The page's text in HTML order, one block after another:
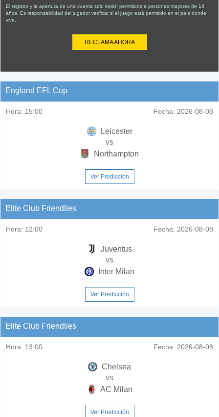
El registro y la apertura de una cuenta solo están permitidos a personas mayores de 18
años. Es responsabilidad del jugador verificar si el juego está permitido en el país donde
vive.
RECLAMA AHORA
England EFL Cup
Hora: 15:00 Fecha: 2026-08-08
Leicester
vs
Northampton
Ver Predicción
Elite Club Friendlies
Hora: 12:00 Fecha: 2026-08-08
Juventus
vs
Inter Milan
Ver Predicción
Elite Club Friendlies
Hora: 13:00 Fecha: 2026-08-08
Chelsea
vs
AC Milan
Ver Predicción